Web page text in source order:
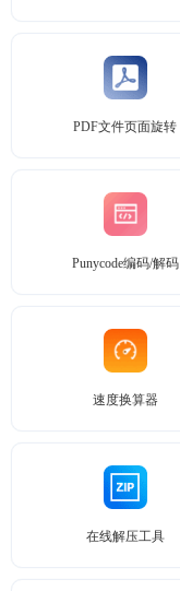
PDF文件页面旋转
Punycode编码/解码
速度换算器
在线解压工具